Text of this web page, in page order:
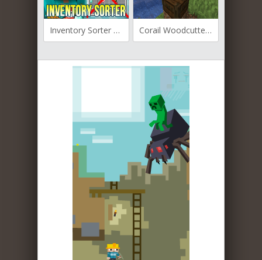
Inventory Sorter для Майнкрафт [1.12.2, 1.14.2, 1.14.4, 1.15.2] Corail Woodcutter для Майнкрафт [1.14.4, 1.15.1]